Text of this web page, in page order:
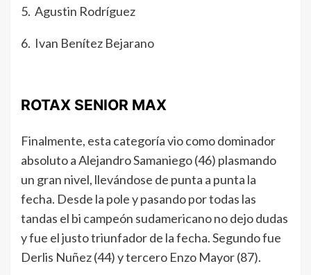
5. Agustin Rodríguez
6. Ivan Benítez Bejarano
ROTAX SENIOR MAX
Finalmente, esta categoría vio como dominador
absoluto a Alejandro Samaniego (46) plasmando
un gran nivel, llevándose de punta a punta la
fecha. Desde la pole y pasando por todas las
tandas el bi campeón sudamericano no dejo dudas
y fue el justo triunfador de la fecha. Segundo fue
Derlis Nuñez (44) y tercero Enzo Mayor (87).